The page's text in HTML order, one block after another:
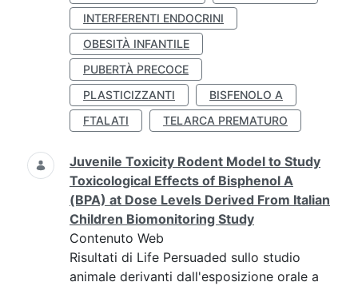
INTERFERENTI ENDOCRINI
OBESITÀ INFANTILE
PUBERTÀ PRECOCE
PLASTICIZZANTI
BISFENOLO A
FTALATI
TELARCA PREMATURO
Juvenile Toxicity Rodent Model to Study
Toxicological Effects of Bisphenol A
(BPA) at Dose Levels Derived From Italian
Children Biomonitoring Study
Contenuto Web
Risultati di Life Persuaded sullo studio
animale derivanti dall'esposizione orale a